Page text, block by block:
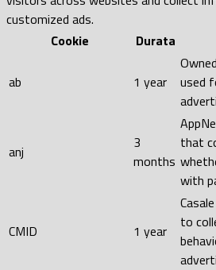
customized ads.
Cookie
Durata
ab 1 year
used
anj
3
months
that
with
CMID 1 year
to